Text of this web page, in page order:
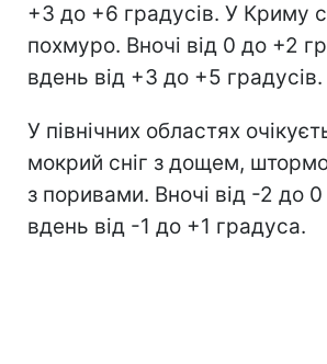
+3 до +6 градусів. У Криму
похмуро. Вночі від 0 до +2
вдень від +3 до +5 градусів.
У північних областях
мокрий сніг з дощем,
з поривами. Вночі від -2 до 0
вдень від -1 до +1 градуса.